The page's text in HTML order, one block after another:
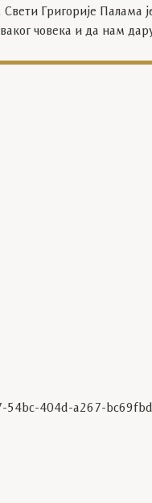
Свети Григорије Палама
човека и да нам